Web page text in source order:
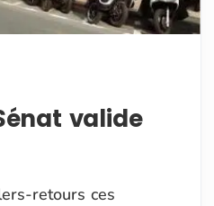
valide
retours ces